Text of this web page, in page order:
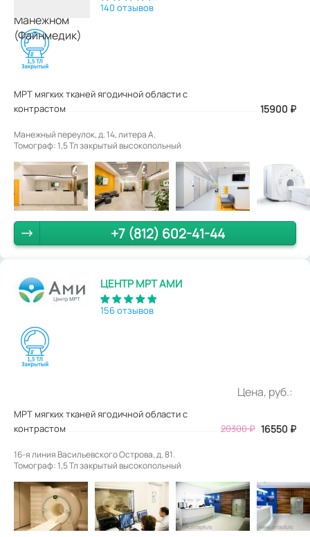
140 отзывов
МРТ мягких тканей ягодичной области с
контрастом
15900 ₽
Манежный переулок, д. 14, литера А.
Томограф: 1,5 Тл закрытый высокопольный
+7 (812) 602-41-44
ЦЕНТР МРТ АМИ
156 отзывов
Цена, руб.:
МРТ мягких тканей ягодичной области с
контрастом
20300₽ 16550 ₽
16-я линия Васильевского Острова, д. 81.
Томограф: 1,5 Тл закрытый высокопольный